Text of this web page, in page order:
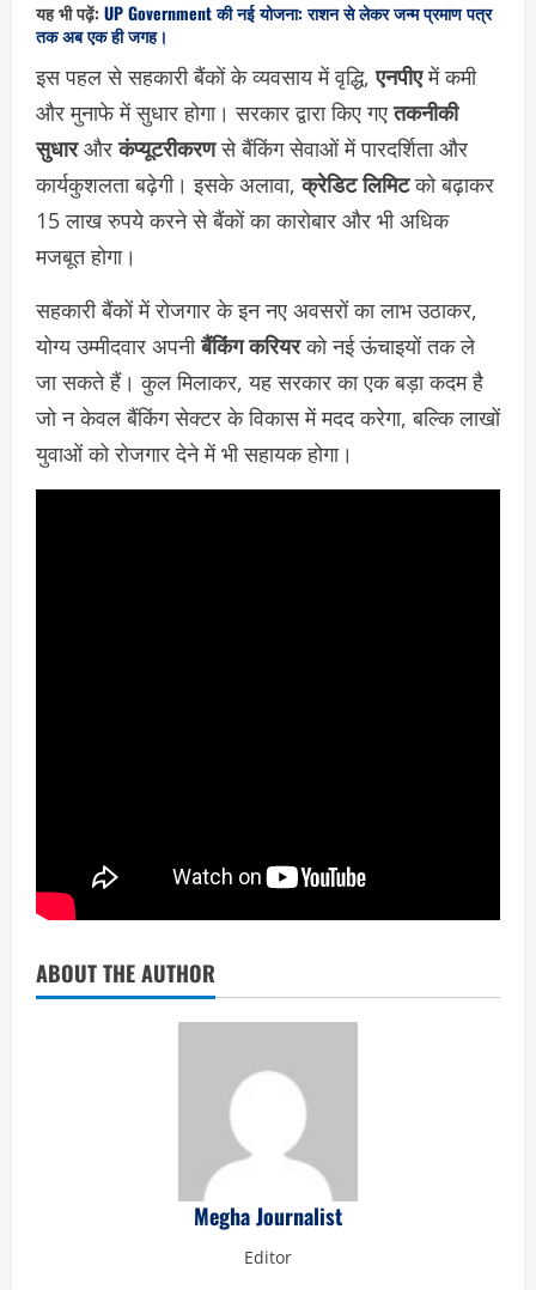
यह भी पढ़ें: UP Government की नई योजना: राशन से लेकर जन्म प्रमाण पत्र
तक अब एक ही जगह।
इस पहल से सहकारी बैंकों के व्यवसाय में वृद्धि,एनपीएमें कमी
और मुनाफे में सुधार होगा। सरकार द्वारा किए गएतकनीकी
सुधारऔरकंप्यूटरीकरणसे बैंकिंग सेवाओं में पारदर्शिता और
कार्यकुशलता बढ़ेगी। इसके अलावा,क्रेडिट लिमिटको बढ़ाकर
15 लाख रुपये करने से बैंकों का कारोबार और भी अधिक
मजबूत होगा।
सहकारी बैंकों में रोजगार के इन नए अवसरों का लाभ उठाकर,
योग्य उम्मीदवार अपनीबैंकिंग करियरको नई ऊंचाइयों तक ले
जा सकते हैं। कुल मिलाकर, यह सरकार का एक बड़ा कदम है
जो न केवल बैंकिंग सेक्टर के विकास में मदद करेगा, बल्कि लाखों
युवाओं को रोजगार देने में भी सहायक होगा।
ABOUT THE AUTHOR
Megha Journalist
Editor